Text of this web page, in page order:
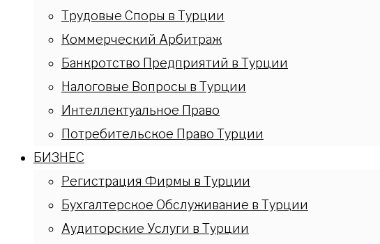
Трудовые Споры в Турции
Коммерческий Арбитраж
Банкротство Предприятий в Турции
Налоговые Вопросы в Турции
Интеллектуальное Право
Потребительское Право Турции
БИЗНЕС
Регистрация Фирмы в Турции
Бухгалтерское Обслуживание в Турции
Аудиторские Услуги в Турции